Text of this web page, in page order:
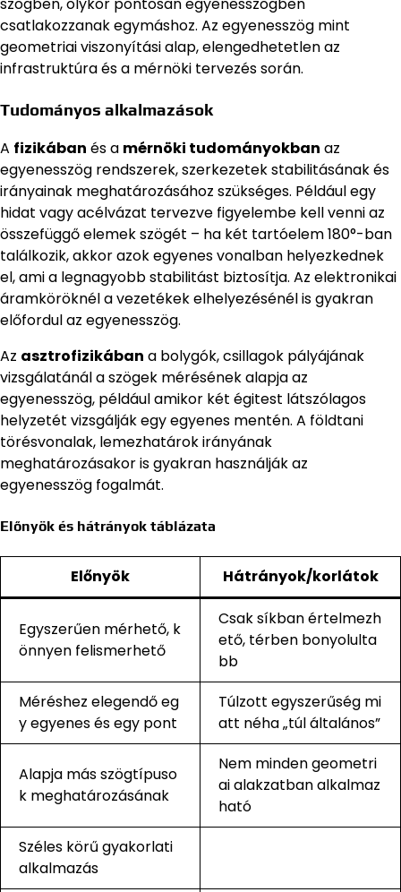
csatlakozzanak egymáshoz. Az egyenesszög mint
geometriai viszonyítási alap, elengedhetetlen az
infrastruktúra és a mérnöki tervezés során.
Tudományos alkalmazások
A fizikában és a mérnöki tudományokban az
egyenesszög rendszerek, szerkezetek stabilitásának és
irányainak meghatározásához szükséges. Például egy
hidat vagy acélvázat tervezve figyelembe kell venni az
összefüggő elemek szögét – ha két tartóelem 180°-ban
találkozik, akkor azok egyenes vonalban helyezkednek
el, ami a legnagyobb stabilitást biztosítja. Az elektronikai
áramköröknél a vezetékek elhelyezésénél is gyakran
előfordul az egyenesszög.
Az asztrofizikában a bolygók, csillagok pályájának
vizsgálatánál a szögek mérésének alapja az
egyenesszög, például amikor két égitest látszólagos
helyzetét vizsgálják egy egyenes mentén. A földtani
törésvonalak, lemezhatárok irányának
meghatározásakor is gyakran használják az
egyenesszög fogalmát.
Előnyök és hátrányok táblázata
Előnyök Hátrányok/korlátok
Egyszerűen mérhető, k
önnyen felismerhető
Csak síkban értelmezh
ető, térben bonyolulta
bb
Méréshez elegendő eg
y egyenes és egy pont
Túlzott egyszerűség mi
att néha „túl általános”
Alapja más szögtípuso
k meghatározásának
Nem minden geometri
ai alakzatban alkalmaz
ható
Széles körű gyakorlati
alkalmazás